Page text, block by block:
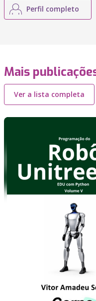
Perfil completo
Mais
Ver a lista completa